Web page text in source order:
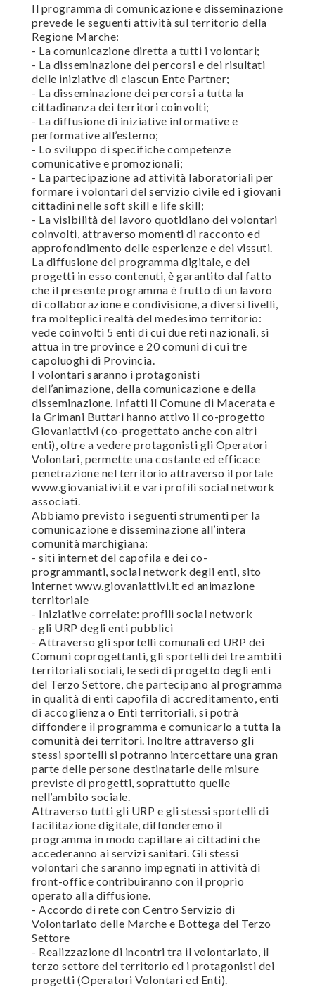
Il programma di comunicazione e disseminazione
prevede le seguenti attività sul territorio della
Regione Marche:
- La comunicazione diretta a tutti i volontari;
- La disseminazione dei percorsi e dei risultati
delle iniziative di ciascun Ente Partner;
- La disseminazione dei percorsi a tutta la
cittadinanza dei territori coinvolti;
- La diffusione di iniziative informative e
performative all’esterno;
- Lo sviluppo di specifiche competenze
comunicative e promozionali;
- La partecipazione ad attività laboratoriali per
formare i volontari del servizio civile ed i giovani
cittadini nelle soft skill e life skill;
- La visibilità del lavoro quotidiano dei volontari
coinvolti, attraverso momenti di racconto ed
approfondimento delle esperienze e dei vissuti.
La diffusione del programma digitale, e dei
progetti in esso contenuti, è garantito dal fatto
che il presente programma è frutto di un lavoro
di collaborazione e condivisione, a diversi livelli,
fra molteplici realtà del medesimo territorio:
vede coinvolti 5 enti di cui due reti nazionali, si
attua in tre province e 20 comuni di cui tre
capoluoghi di Provincia.
I volontari saranno i protagonisti
dell’animazione, della comunicazione e della
disseminazione. Infatti il Comune di Macerata e
la Grimani Buttari hanno attivo il co-progetto
Giovaniattivi (co-progettato anche con altri
enti), oltre a vedere protagonisti gli Operatori
Volontari, permette una costante ed efficace
penetrazione nel territorio attraverso il portale
www.giovaniativi.it e vari profili social network
associati.
Abbiamo previsto i seguenti strumenti per la
comunicazione e disseminazione all’intera
comunità marchigiana:
- siti internet del capofila e dei co-
programmanti, social network degli enti, sito
internet www.giovaniattivi.it ed animazione
territoriale
- Iniziative correlate: profili social network
- gli URP degli enti pubblici
- Attraverso gli sportelli comunali ed URP dei
Comuni coprogettanti, gli sportelli dei tre ambiti
territoriali sociali, le sedi di progetto degli enti
del Terzo Settore, che partecipano al programma
in qualità di enti capofila di accreditamento, enti
di accoglienza o Enti territoriali, si potrà
diffondere il programma e comunicarlo a tutta la
comunità dei territori. Inoltre attraverso gli
stessi sportelli si potranno intercettare una gran
parte delle persone destinatarie delle misure
previste di progetti, soprattutto quelle
nell’ambito sociale.
Attraverso tutti gli URP e gli stessi sportelli di
facilitazione digitale, diffonderemo il
programma in modo capillare ai cittadini che
accederanno ai servizi sanitari. Gli stessi
volontari che saranno impegnati in attività di
front-office contribuiranno con il proprio
operato alla diffusione.
- Accordo di rete con Centro Servizio di
Volontariato delle Marche e Bottega del Terzo
Settore
- Realizzazione di incontri tra il volontariato, il
terzo settore del territorio ed i protagonisti dei
progetti (Operatori Volontari ed Enti).